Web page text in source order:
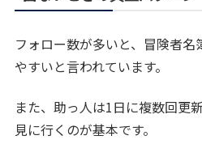
フォロー数が多いと、冒険者名
やすいと言われています。
また、助っ人は1日に複数回更
見に行くのが基本です。